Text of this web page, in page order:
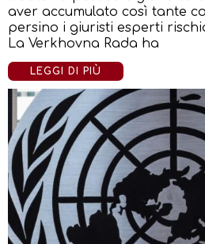
aver accumulato così tante
persino i giuristi esperti
La Verkhovna Rada ha
LEGGI DI PIÙ